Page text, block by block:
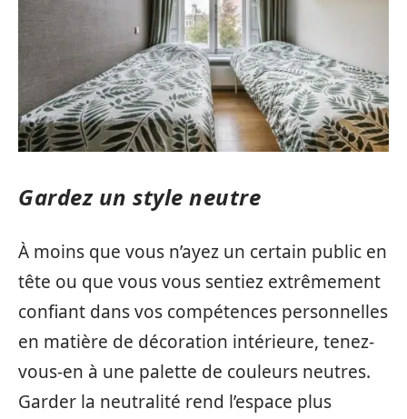
Gardez un style neutre
À moins que vous n’ayez un certain public en
tête ou que vous vous sentiez extrêmement
confiant dans vos compétences personnelles
en matière de décoration intérieure, tenez-
vous-en à une palette de couleurs neutres.
Garder la neutralité rend l’espace plus